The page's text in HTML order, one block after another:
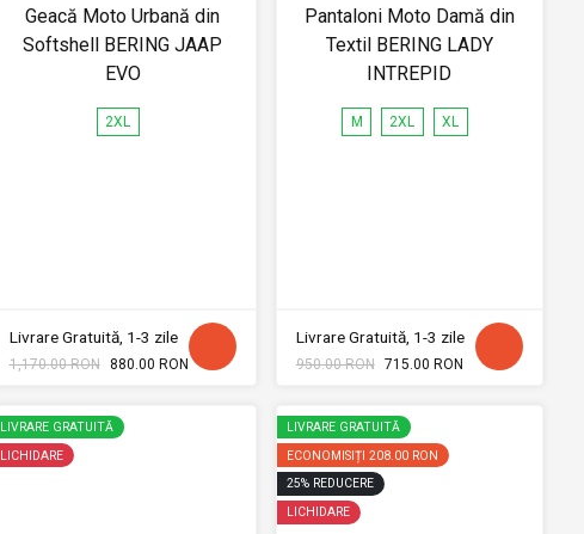
Geacă Moto Urbană din
Softshell BERING JAAP
EVO
2XL
Livrare Gratuită, 1-3 zile
1,170.00 RON 880.00 RON
Pantaloni Moto Damă din
Textil BERING LADY
INTREPID
M 2XL XL
Livrare Gratuită, 1-3 zile
950.00 RON 715.00 RON
LIVRARE GRATUITĂ
LICHIDARE
LIVRARE GRATUITĂ
ECONOMISIȚI 208.00 RON
25% REDUCERE
LICHIDARE